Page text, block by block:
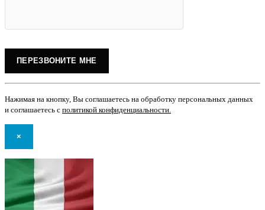
Нажимая на кнопку, Вы соглашаетесь на обработку персональных данных
и соглашаетесь с политикой конфиденциальности
×